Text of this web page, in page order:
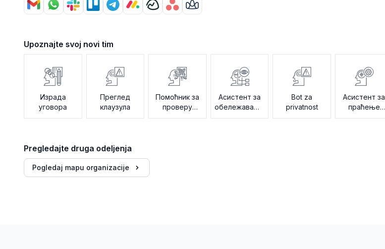
Upoznajte svoj novi tim
Израда
уговора
Преглед
клаузула
Помоћник за
проверу
политика
Асистент за
обележавање
измена
Bot za
privatnost
Асистент за
праћење
ревизије
Pregledajte druga odeljenja
Pogledaj mapu organizacije